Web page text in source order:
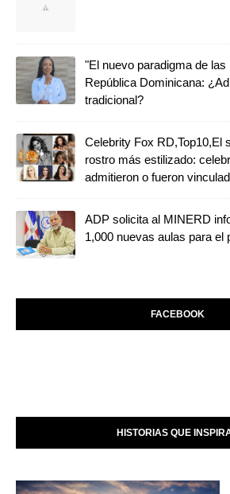
"El nuevo paradigma de las
República Dominicana:
tradicional?
Celebrity Fox RD,Top10,El
rostro más estilizado:
admitieron o fueron
ADP solicita al MINERD
1,000 nuevas aulas para el
FACEBOOK
HISTORIAS QUE